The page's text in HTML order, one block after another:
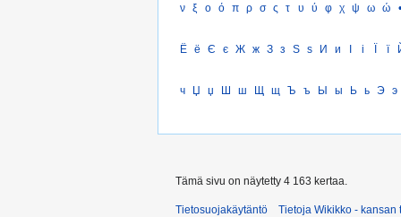
ν ξ ο ό π ρ σ ς τ υ ύ φ χ ψ ω ώ •
Ё ё Є є Ж ж З з Ѕ ѕ И и І і Ї ї
ч Џ џ Ш ш Щ щ Ъ ъ Ы ы Ь ь Э э
Tämä sivu on näytetty 4 163 kertaa.
Tietosuojakäytäntö Tietoja Wikikko - kansan